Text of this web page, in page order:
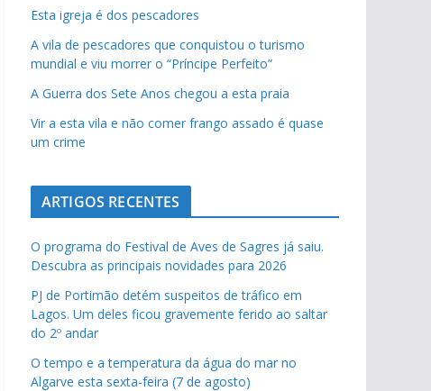
Esta igreja é dos pescadores
A vila de pescadores que conquistou o turismo
mundial e viu morrer o “Príncipe Perfeito”
A Guerra dos Sete Anos chegou a esta praia
Vir a esta vila e não comer frango assado é quase
um crime
ARTIGOS RECENTES
O programa do Festival de Aves de Sagres já saiu.
Descubra as principais novidades para 2026
PJ de Portimão detém suspeitos de tráfico em
Lagos. Um deles ficou gravemente ferido ao saltar
do 2º andar
O tempo e a temperatura da água do mar no
Algarve esta sexta-feira (7 de agosto)